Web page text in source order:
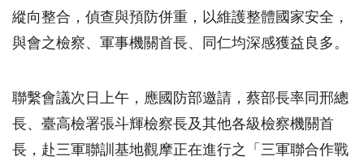
縱向整合，偵查與預防併重，以維護整體國家安全，
與會之檢察、軍事機關首長、同仁均深感獲益良多。
聯繫會議次日上午，應國防部邀請，蔡部長率同邢總
長、臺高檢署張斗輝檢察長及其他各級檢察機關首
長，赴三軍聯訓基地觀摩正在進行之「三軍聯合作戰